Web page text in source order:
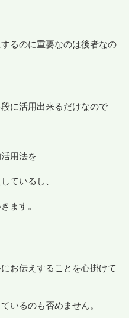
るのに重要なのは後者なの
に活用出来るだけなので
用法を
ているし、
ます。
お伝えすることを心掛けて
いるのも否めません。